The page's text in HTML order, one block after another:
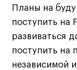
Fashion Summer
Проект с
Планы на
поступить на
развиваться
поступить на
независимой